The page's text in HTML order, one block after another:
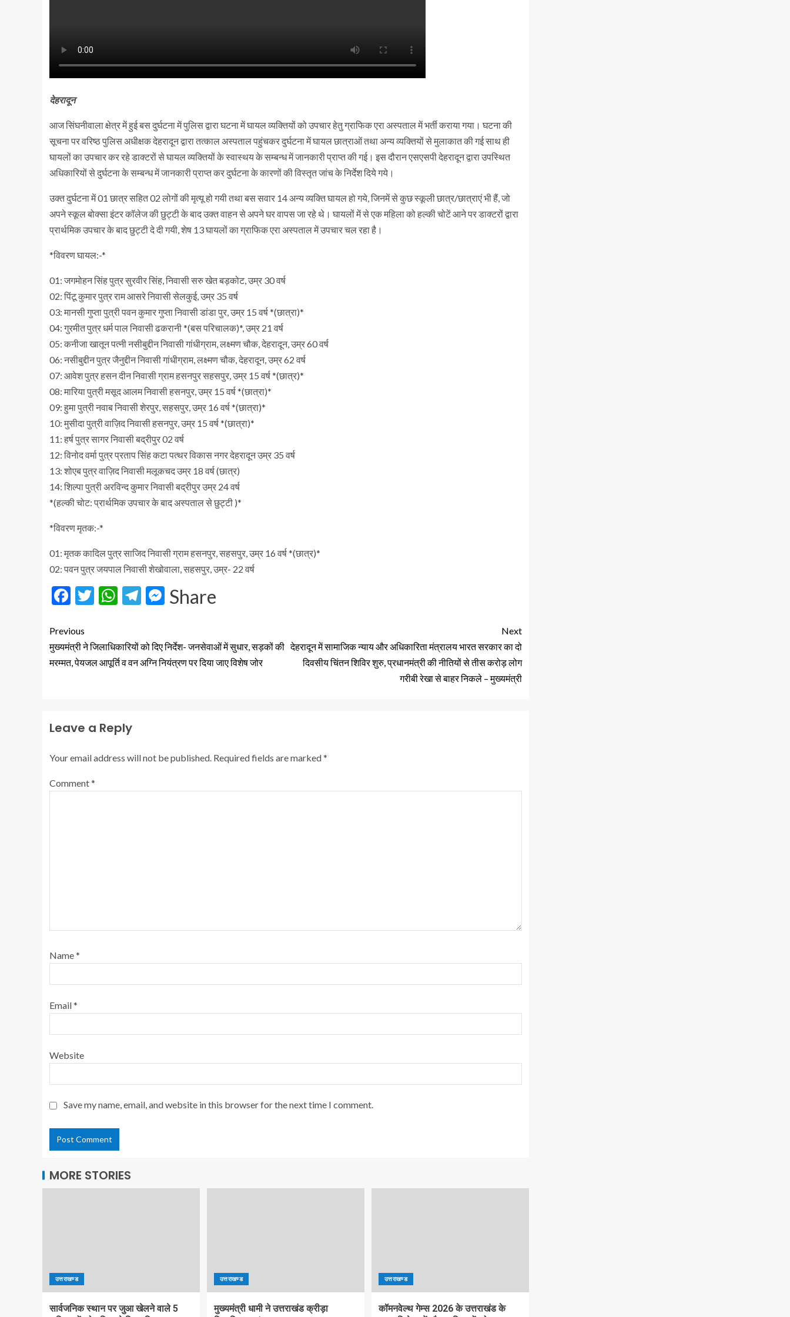
देहरादून
आज सिंघनीवाला क्षेत्र में हुई बस दुर्घटना में पुलिस द्वारा घटना में घायल व्यक्तियों को उपचार हेतु ग्राफिक एरा अस्पताल में भर्ती कराया गया। घटना की
सूचना पर वरिष्ठ पुलिस अधीक्षक देहरादून द्वारा तत्काल अस्पताल पहुंचकर दुर्घटना में घायल छात्राओं तथा अन्य व्यक्तियों से मुलाकात की गई साथ ही
घायलों का उपचार कर रहे डाक्टरों से घायल व्यक्तियों के स्वास्थय के सम्बन्ध में जानकारी प्राप्त की गई। इस दौरान एसएसपी देहरादून द्वारा उपस्थित
अधिकारियों से दुर्घटना के सम्बन्ध में जानकारी प्राप्त कर दुर्घटना के कारणों की विस्तृत जांच के निर्देश दिये गये।
उक्त दुर्घटना में 01 छात्र सहित 02 लोगों की मृत्यू हो गयी तथा बस सवार 14 अन्य व्यक्ति घायल हो गये, जिनमें से कुछ स्कूली छात्र/छात्राएं भी हैं, जो
अपने स्कूल बोक्सा इंटर कॉलेज की छुट्टी के बाद उक्त वाहन से अपने घर वापस जा रहे थे। घायलों में से एक महिला को हल्की चोटें आने पर डाक्टरों द्वारा
प्रार्थमिक उपचार के बाद छुट्टी दे दी गयी, शेष 13 घायलों का ग्राफिक एरा अस्पताल में उपचार चल रहा है।
*विवरण घायल:-*
01: जगमोहन सिंह पुत्र सुरवीर सिंह, निवासी सरु खेत बड़कोट, उम्र 30 वर्ष
02: पिंटू कुमार पुत्र राम आसरे निवासी सेलकुई, उम्र 35 वर्ष
03: मानसी गुप्ता पुत्री पवन कुमार गुप्ता निवासी डांडा पुर, उम्र 15 वर्ष *(छात्रा)*
04: गुरमीत पुत्र धर्म पाल निवासी ढकरानी *(बस परिचालक)*, उम्र 21 वर्ष
05: कनीजा खातून पत्नी नसीबुद्दीन निवासी गांधीग्राम, लक्ष्मण चौक, देहरादून, उम्र 60 वर्ष
06: नसीबुद्दीन पुत्र जैनुद्दीन निवासी गांधीग्राम, लक्ष्मण चौक, देहरादून, उम्र 62 वर्ष
07: आवेश पुत्र हसन दीन निवासी ग्राम हसनपुर सहसपुर, उम्र 15 वर्ष *(छात्र)*
08: मारिया पुत्री मसूद आलम निवासी हसनपुर, उम्र 15 वर्ष *(छात्रा)*
09: हुमा पुत्री नवाब निवासी शेरपुर, सहसपुर, उम्र 16 वर्ष *(छात्रा)*
10: मुसीदा पुत्री वाज़िद निवासी हसनपुर, उम्र 15 वर्ष *(छात्रा)*
11: हर्ष पुत्र सागर निवासी बद्रीपुर 02 वर्ष
12: विनोद वर्मा पुत्र प्रताप सिंह कटा पत्थर विकास नगर देहरादून उम्र 35 वर्ष
13: शोएब पुत्र वाज़िद निवासी मलूकचद उम्र 18 वर्ष (छात्र)
14: शिल्पा पुत्री अरविन्द कुमार निवासी बद्रीपुर उम्र 24 वर्ष
*(हल्की चोट: प्रार्थमिक उपचार के बाद अस्पताल से छुट्टी )*
*विवरण मृतक:-*
01: मृतक कादिल पुत्र साजिद निवासी ग्राम हसनपुर, सहसपुर, उम्र 16 वर्ष *(छात्र)*
02: पवन पुत्र जयपाल निवासी शेखोवाला, सहसपुर, उम्र- 22 वर्ष
Facebook
Twitter
WhatsApp
Telegram
Messenger
Share
Previous
मुख्यमंत्री ने जिलाधिकारियों को दिए निर्देश- जनसेवाओं में सुधार, सड़कों की
मरम्मत, पेयजल आपूर्ति व वन अग्नि नियंत्रण पर दिया जाए विशेष जोर
Next
देहरादून में सामाजिक न्याय और अधिकारिता मंत्रालय भारत सरकार का दो
दिवसीय चिंतन शिविर शुरु, प्रधानमंत्री की नीतियों से तीस करोड़ लोग
गरीबी रेखा से बाहर निकले – मुख्यमंत्री
Leave a Reply
Your email address will not be published. Required fields are marked*
Comment*
Name*
Email*
Website
Save my name, email, and website in this browser for the next time I comment.
MORE STORIES
उत्तराखण्ड
सार्वजनिक स्थान पर जुआ खेलने वाले 5
उत्तराखण्ड
मुख्यमंत्री धामी ने उत्तराखंड क्रीड़ा
उत्तराखण्ड
कॉमनवेल्थ गेम्स 2026 के उत्तराखंड के